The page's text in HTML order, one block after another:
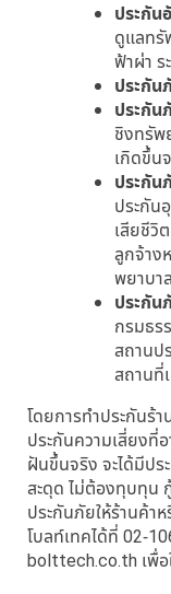
ประกัน
ดูแลทรั
ฟ้าผ่า ร
ประกัน
ประกัน
ชิงทรัพ
เกิดขึ้น
ประกัน
ประกัน
เสียชีวิ
ลูกจ้าง
พยาบา
ประกั
กรมธร
สถานป
สถานที่
โดยการทำประกันร้
ประกันความเสี่ยงที่
ฝันขึ้นจริง จะได้มีปร
สะดุด ไม่ต้องทุบทุน
ประกันภัยให้ร้านค้า
โบลท์เทคได้ที่ 02-
bolttech.co.th เพื่อ